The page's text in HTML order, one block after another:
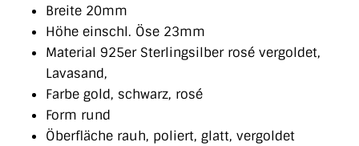
Breite 20mm
Höhe einschl. Öse 23mm
Material 925er Sterlingsilber rosé vergoldet,
Lavasand,
Farbe gold, schwarz, rosé
Form rund
Öberfläche rauh, poliert, glatt, vergoldet